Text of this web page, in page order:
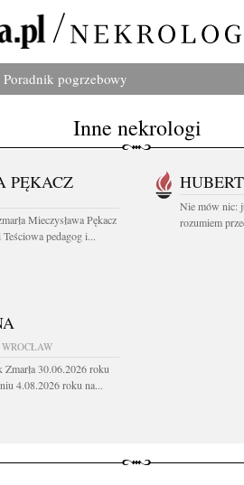
Poradnik pogrzebowy
Inne nekrologi
PĘKACZ
Mieczysława Pękacz
pedagog i...
Nie mów nic:
rozumiem
WROCŁAW
30.06.2026 roku
4.08.2026 roku na...